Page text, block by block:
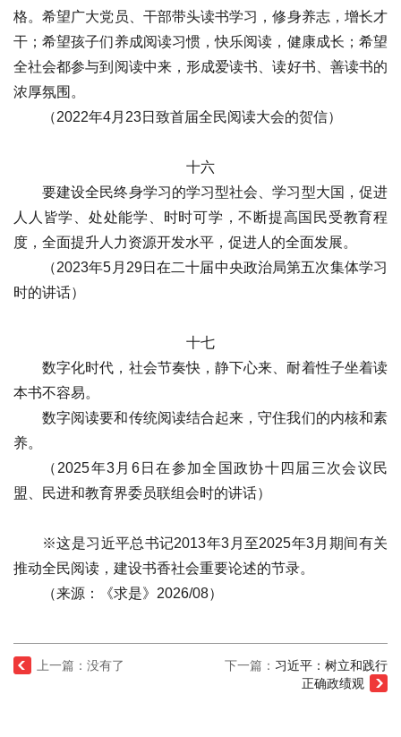
格。希望广大党员、干部带头读书学习，修身养志，增长才
干；希望孩子们养成阅读习惯，快乐阅读，健康成长；希望
全社会都参与到阅读中来，形成爱读书、读好书、善读书的
浓厚氛围。
（2022年4月23日致首届全民阅读大会的贺信）
十六
要建设全民终身学习的学习型社会、学习型大国，促进
人人皆学、处处能学、时时可学，不断提高国民受教育程
度，全面提升人力资源开发水平，促进人的全面发展。
（2023年5月29日在二十届中央政治局第五次集体学习
时的讲话）
十七
数字化时代，社会节奏快，静下心来、耐着性子坐着读
本书不容易。
数字阅读要和传统阅读结合起来，守住我们的内核和素
养。
（2025年3月6日在参加全国政协十四届三次会议民
盟、民进和教育界委员联组会时的讲话）
※这是习近平总书记2013年3月至2025年3月期间有关
推动全民阅读，建设书香社会重要论述的节录。
（来源：《求是》2026/08）
上一篇：没有了 下一篇： 习近平：树立和践行
正确政绩观